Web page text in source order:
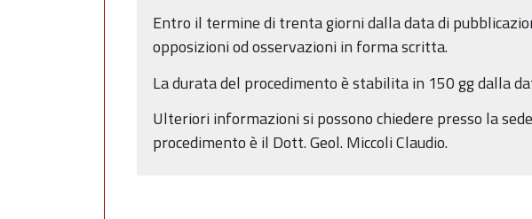
Entro il termine di trenta giorni dalla data di
opposizioni od osservazioni in forma scritta.
La durata del procedimento è stabilita in 150 gg dalla
Ulteriori informazioni si possono chiedere presso la
procedimento è il Dott. Geol. Miccoli Claudio.